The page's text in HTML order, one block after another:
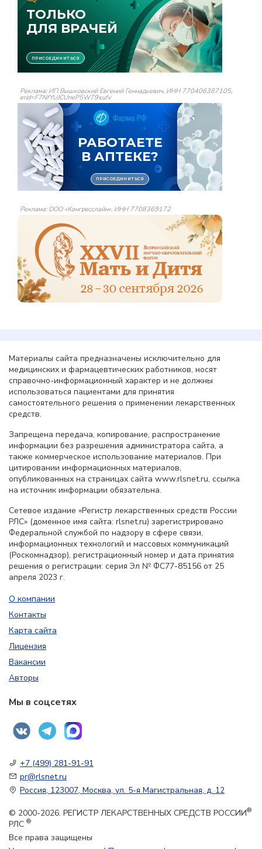
Реклама: ИП Вышковский Евгений Геннадьевич, ИНН 770406387105,
erid=F7NfYUJCUneP5W79xufv
Реклама: ООО «Конгресслайн», ИНН 7708369172
Материалы сайта предназначены исключительно для
медицинских и фармацевтических работников, носят
справочно-информационный характер и не должны
использоваться пациентами для принятия
самостоятельного решения о применении лекарственных
средств.
Запрещена передача, копирование, распространение
информации без разрешения администратора сайта, а
также коммерческое использование материалов. При
цитировании информационных материалов,
опубликованных на страницах сайта www.rlsnet.ru, ссылка
на источник информации обязательна.
Сетевое издание «Регистр лекарственных средств России
РЛС» (доменное имя сайта: rlsnet.ru) зарегистрировано
Федеральной службой по надзору в сфере связи,
информационных технологий и массовых коммуникаций
(Роскомнадзор), регистрационный номер и дата принятия
решения о регистрации: серия Эл № ФС77-85156 от 25
апреля 2023 г.
О компании
Контакты
Карта сайта
Лицензия
Вакансии
Авторы
Мы в соцсетях
+7 (499) 281-91-91
pr@rlsnet.ru
Россия, 123007, Москва, ул. 5-я Магистральная, д. 12
© 2000-2026. РЕГИСТР ЛЕКАРСТВЕННЫХ СРЕДСТВ РОССИИ®
РЛС ®
Все права защищены